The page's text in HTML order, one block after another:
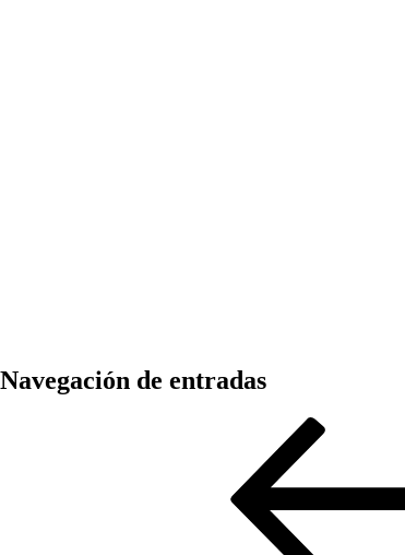
Navegación de entradas